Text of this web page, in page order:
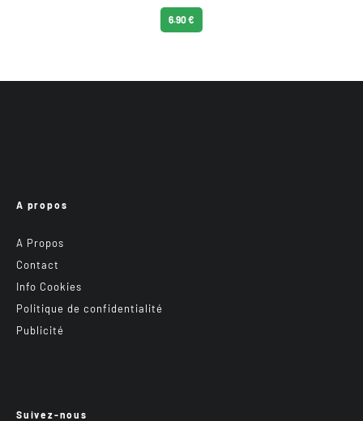
6.90 €
A propos
A Propos
Contact
Info Cookies
Politique de confidentialité
Publicité
Suivez-nous